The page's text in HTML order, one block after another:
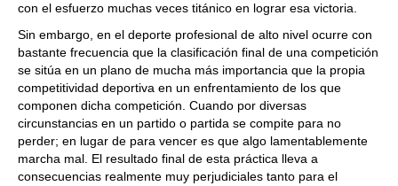
con el esfuerzo muchas veces titánico en lograr esa victoria.
Sin embargo, en el deporte profesional de alto nivel ocurre con
bastante frecuencia que la clasificación final de una competición
se sitúa en un plano de mucha más importancia que la propia
competitividad deportiva en un enfrentamiento de los que
componen dicha competición. Cuando por diversas
circunstancias en un partido o partida se compite para no
perder; en lugar de para vencer es que algo lamentablemente
marcha mal. El resultado final de esta práctica lleva a
consecuencias realmente muy perjudiciales tanto para el